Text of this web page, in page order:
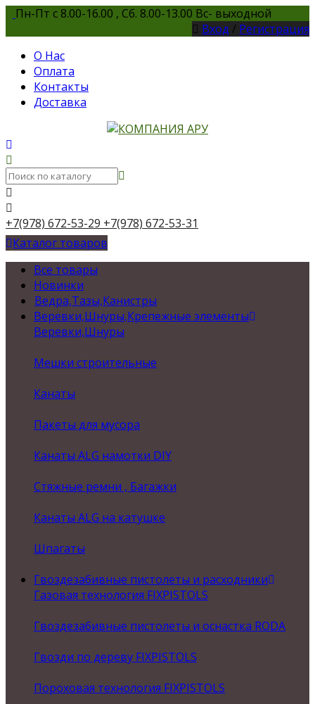
Пн-Пт с 8.00-16.00 , Сб. 8.00-13.00 Вс- выходной
Вход / Регистрация
О Нас
Оплата
Контакты
Доставка
+7(978) 672-53-29 +7(978) 672-53-31
Каталог товаров
Все товары
Новинки
Ведра,Тазы,Канистры
Веревки,Шнуры,Крепежные элементы
Веревки,Шнуры
Мешки строительные
Канаты
Пакеты для мусора
Канаты ALG намотки DIY
Стяжные ремни , Багажки
Канаты ALG на катушке
Шпагаты
Гвоздезабивные пистолеты и расходники
Газовая технология FIXPISTOLS
Гвоздезабивные пистолеты и оснастка RODA
Гвозди по дереву FIXPISTOLS
Пороховая технология FIXPISTOLS